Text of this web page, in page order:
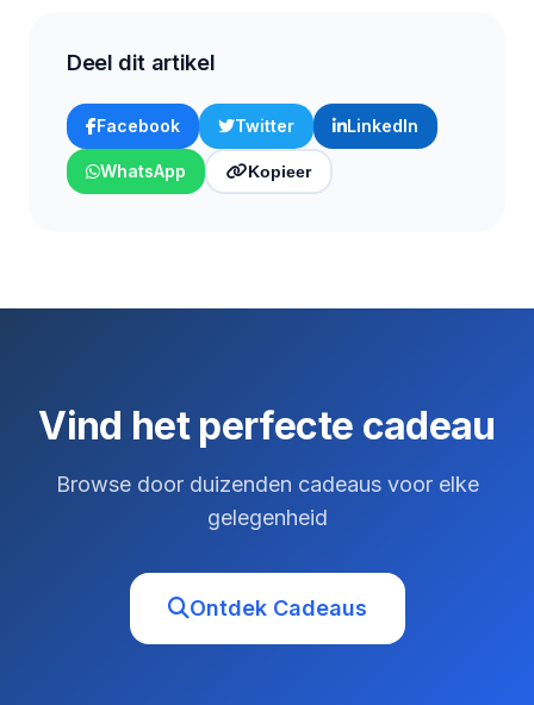
Deel dit artikel
Facebook Twitter LinkedIn
WhatsApp Kopieer
Vind het perfecte cadeau
Browse door duizenden cadeaus voor elke
gelegenheid
Ontdek Cadeaus